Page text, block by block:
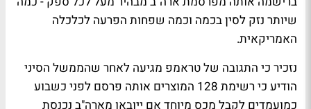
שיותר נזק לסין בכמה וכמה שפחות הפרעה לכלכלה
האמריקאית.
נזכיר כי התגובה של טראמפ מגיעה לאחר שהממשל הסיני
הודיע כי רשימת 128 המוצרים אותה פרסם לפני כשבוע
כמועמדים לקבל מכס מיוחד אם ייובאו מארה"ב נכנסת